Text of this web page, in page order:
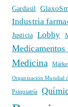
Gardasil
Industria
Justicia
Lobby
Medicamentos
Medicina
Organización Mundial
Psiquiatría